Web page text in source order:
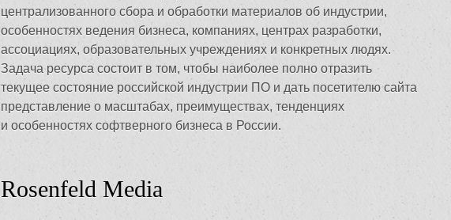
централизованного сбора и обработки материалов об индустрии,
особенностях ведения бизнеса, компаниях, центрах разработки,
ассоциациях, образовательных учреждениях и конкретных людях.
Задача ресурса состоит в том, чтобы наиболее полно отразить
текущее состояние российской индустрии ПО и дать посетителю сайта
представление о масштабах, преимуществах, тенденциях
и особенностях софтверного бизнеса в России.
Rosenfeld Media